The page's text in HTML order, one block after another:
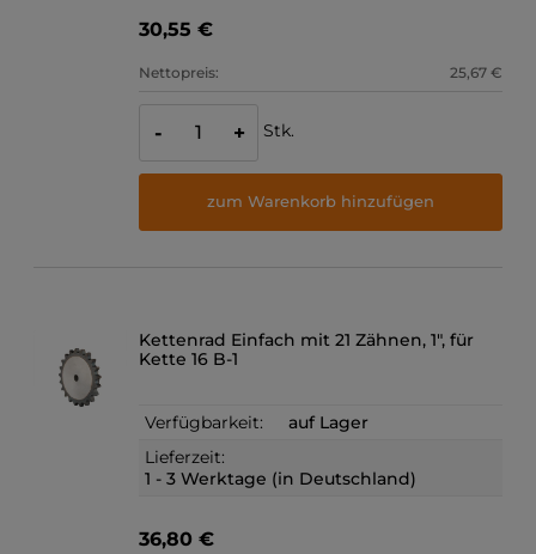
30,55 €
Nettopreis: 25,67 €
- + Stk.
zum Warenkorb hinzufügen
Kettenrad Einfach mit 21 Zähnen, 1", für
Kette 16 B-1
Verfügbarkeit:
auf Lager
Lieferzeit:
1 - 3 Werktage (in Deutschland)
36,80 €